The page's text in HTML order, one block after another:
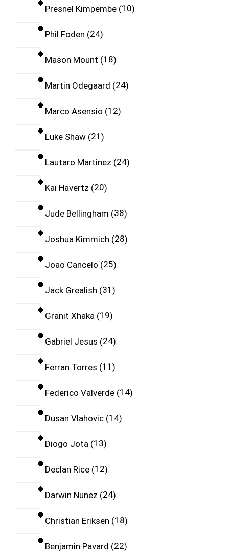
Presnel Kimpembe 10
Phil Foden 24
Mason Mount 18
Martin Odegaard 24
Marco Asensio 12
Luke Shaw 21
Lautaro Martinez 24
Kai Havertz 20
Jude Bellingham 38
Joshua Kimmich 28
Joao Cancelo 25
Jack Grealish 31
Granit Xhaka 19
Gabriel Jesus 24
Ferran Torres 11
Federico Valverde 14
Dusan Vlahovic 14
Diogo Jota 13
Declan Rice 12
Darwin Nunez 24
Christian Eriksen 18
Benjamin Pavard 22